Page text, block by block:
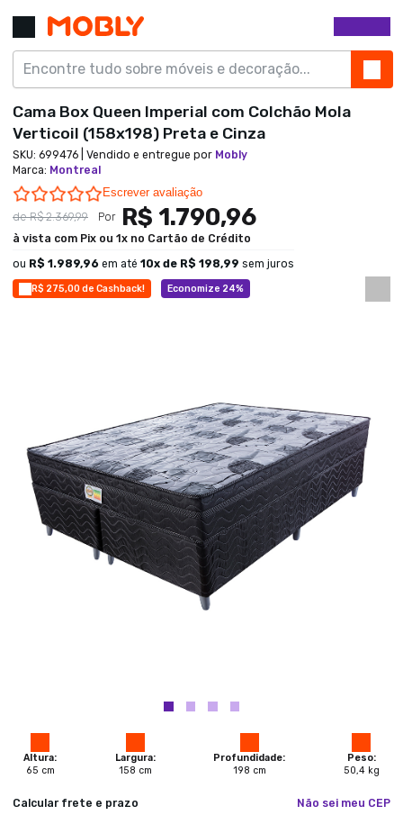
R$ 275,00 de Cashback! Economize 24%
Altura:
65 cm
Largura:
158 cm
Profundidade:
198 cm
Peso:
50,4 kg
Calcular frete e prazo Não sei meu CEP
Cama Box Queen Imperial com Colchão Mola
Verticoil (158x198) Preta e Cinza
SKU: 699476 | Vendido e entregue por Mobly
Marca: Montreal
0.0 star rating
Escrever avaliação
deR$ 2.369,99 Por R$ 1.790,96
à vista com Pix ou 1x no Cartão de Crédito
ou R$ 1.989,96 em até 10x de R$ 198,99 sem juros